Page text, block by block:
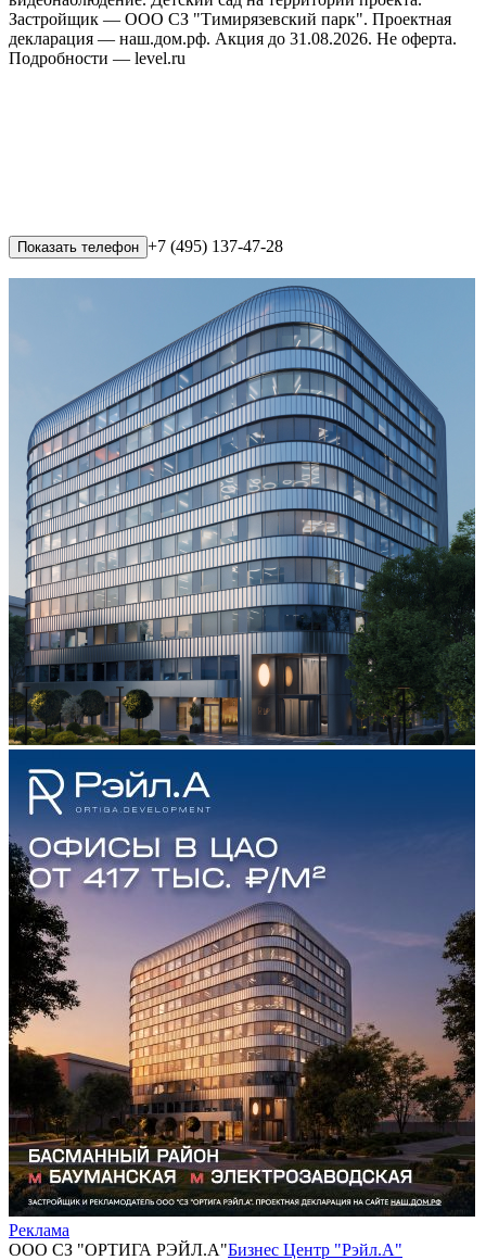
Застройщик — ООО СЗ "Тимирязевский парк". Проектная
декларация — наш.дом.рф. Акция до 31.08.2026. Не оферта.
Подробности — level.ru
Показать телефон +7 (495) 137-47-28
Реклама
ООО СЗ "ОРТИГА РЭЙЛ.А"Бизнес Центр "Рэйл.А"